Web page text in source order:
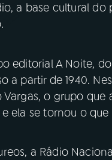
a base cultural
editorial A Noite,
a partir de 1940.
Vargas, o grupo
ela se tornou o
a Rádio